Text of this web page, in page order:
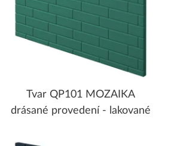
Tvar QP101 MOZAIKA
drásané provedení - lakované